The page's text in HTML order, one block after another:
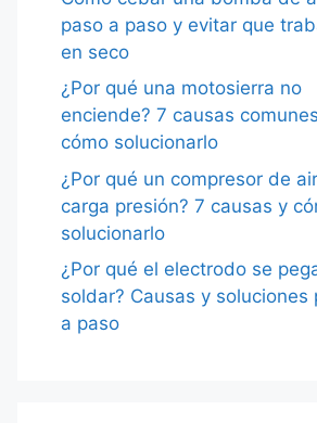
paso a paso y evitar que
en seco
¿Por qué una motosierra no
enciende? 7 causas
cómo solucionarlo
¿Por qué un compresor de
carga presión? 7 causas y
solucionarlo
¿Por qué el electrodo se
soldar? Causas y soluciones
a paso